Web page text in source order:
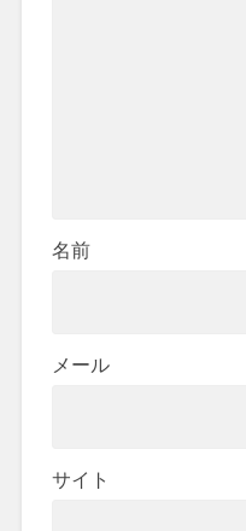
名前
メール
サイト